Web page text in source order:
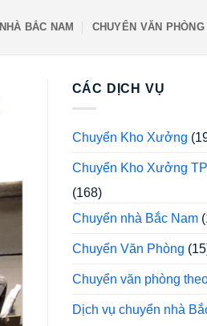
BẮC NAM CHUYỂN VĂN PHÒNG
CÁC DỊCH VỤ
Chuyển Kho Xưởng
Chuyển Kho Xưởng
(168)
Chuyển nhà Bắc Nam
Chuyển Văn Phòng
Chuyển văn phòng
Dịch vụ chuyển nhà